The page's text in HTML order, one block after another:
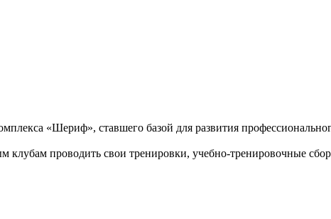
«Шериф», ставшего базой для развития
клубам проводить свои тренировки, учебно-тренировочные